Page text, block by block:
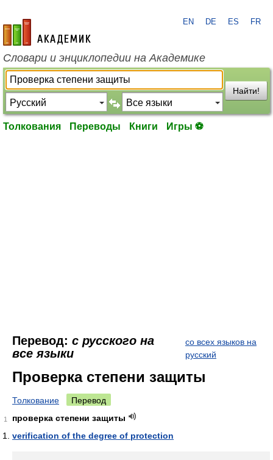
academic.ru
EN DE ES FR
Словари и энциклопедии на Академике
Найти!
Толкования Переводы Книги Игры ⚽
Перевод: с русского на
все языки
со всех языков на
русский
Проверка степени защиты
Толкование Перевод
1
проверка степени защиты
verification of the degree of protection